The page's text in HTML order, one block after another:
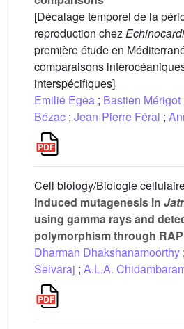
[Décalage temporel de la
reproduction chez
première étude en
comparaisons
interspécifiques]
Emilie Egea ; Bastien Mérigot
Bézac ; Jean-Pierre Féral ;
Cell biology/Biologie
Induced mutagenesis in
using gamma rays and
polymorphism through
Dharman Dhakshanamoorthy ;
Selvaraj ; A.L.A.